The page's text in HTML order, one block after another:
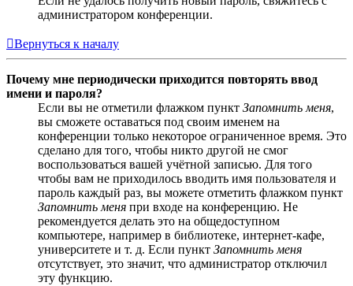
администратором конференции.
Вернуться к началу
Почему мне периодически приходится повторять ввод
имени и пароля?
Если вы не отметили флажком пункт Запомнить меня,
вы сможете оставаться под своим именем на
конференции только некоторое ограниченное время. Это
сделано для того, чтобы никто другой не смог
воспользоваться вашей учётной записью. Для того
чтобы вам не приходилось вводить имя пользователя и
пароль каждый раз, вы можете отметить флажком пункт
Запомнить меня при входе на конференцию. Не
рекомендуется делать это на общедоступном
компьютере, например в библиотеке, интернет-кафе,
университете и т. д. Если пункт Запомнить меня
отсутствует, это значит, что администратор отключил
эту функцию.